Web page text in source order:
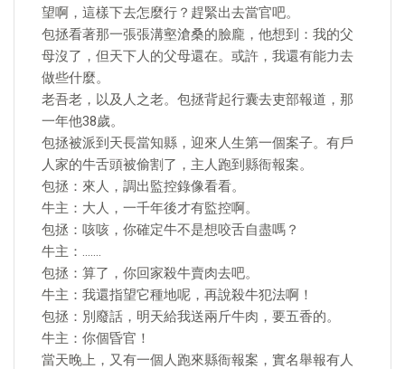
望啊，這樣下去怎麼行？趕緊出去當官吧。
包拯看著那一張張溝壑滄桑的臉龐，他想到：我的父
母沒了，但天下人的父母還在。或許，我還有能力去
做些什麼。
老吾老，以及人之老。包拯背起行囊去吏部報道，那
一年他38歲。
包拯被派到天長當知縣，迎來人生第一個案子。有戶
人家的牛舌頭被偷割了，主人跑到縣衙報案。
包拯：來人，調出監控錄像看看。
牛主：大人，一千年後才有監控啊。
包拯：咳咳，你確定牛不是想咬舌自盡嗎？
牛主：…….
包拯：算了，你回家殺牛賣肉去吧。
牛主：我還指望它種地呢，再說殺牛犯法啊！
包拯：別廢話，明天給我送兩斤牛肉，要五香的。
牛主：你個昏官！
當天晚上，又有一個人跑來縣衙報案，實名舉報有人